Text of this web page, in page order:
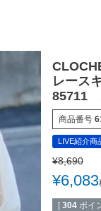
レース
85711
商品番号
LIVE紹介商
¥8,690
¥6,083
[ 304 ポイ